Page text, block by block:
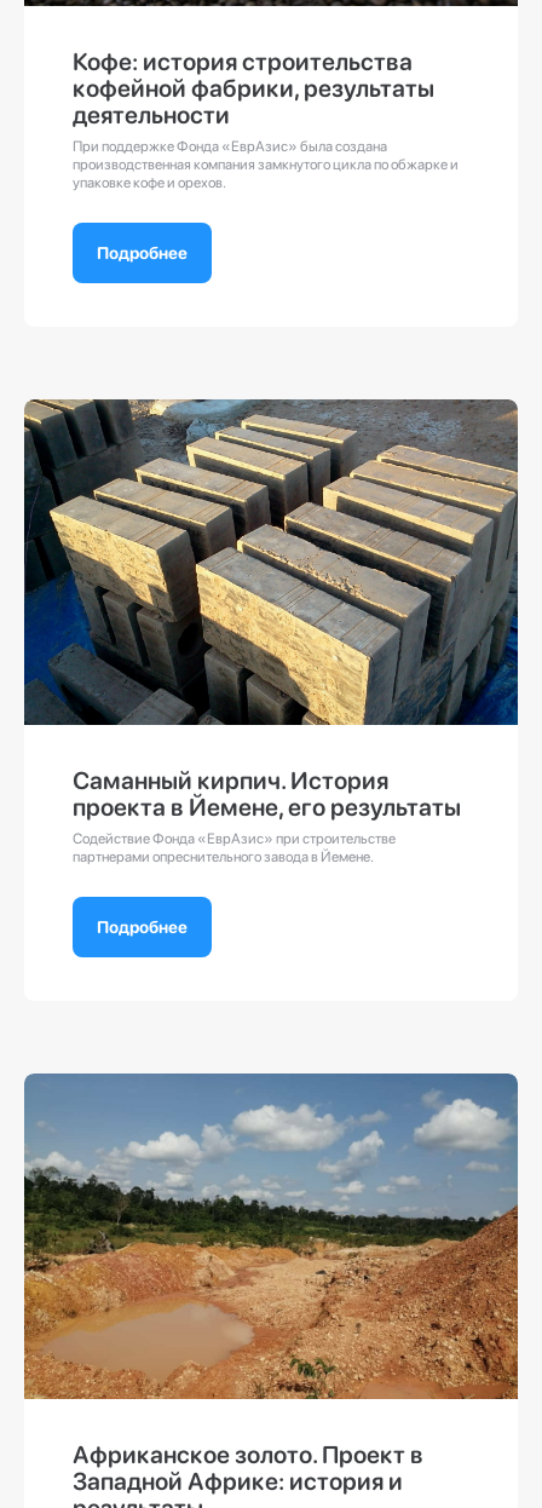
Кофе: история строительства
кофейной фабрики, результаты
деятельности
При поддержке Фонда «ЕврАзис» была создана
производственная компания замкнутого цикла по обжарке и
упаковке кофе и орехов.
Подробнее
Саманный кирпич. История
проекта в Йемене, его результаты
Содействие Фонда «ЕврАзис» при строительстве
партнерами опреснительного завода в Йемене.
Подробнее
Африканское золото. Проект в
Западной Африке: история и